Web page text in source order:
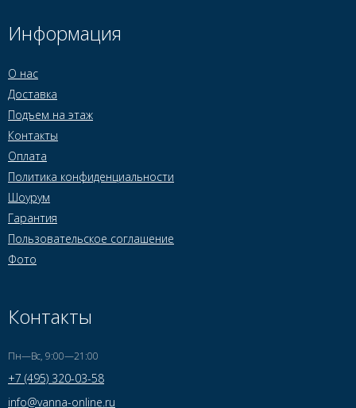
Информация
О нас
Доставка
Подъем на этаж
Контакты
Оплата
Политика конфиденциальности
Шоурум
Гарантия
Пользовательское соглашение
Фото
Контакты
Пн—Вс, 9:00—21:00
+7 (495) 320-03-58
info@vanna-online.ru